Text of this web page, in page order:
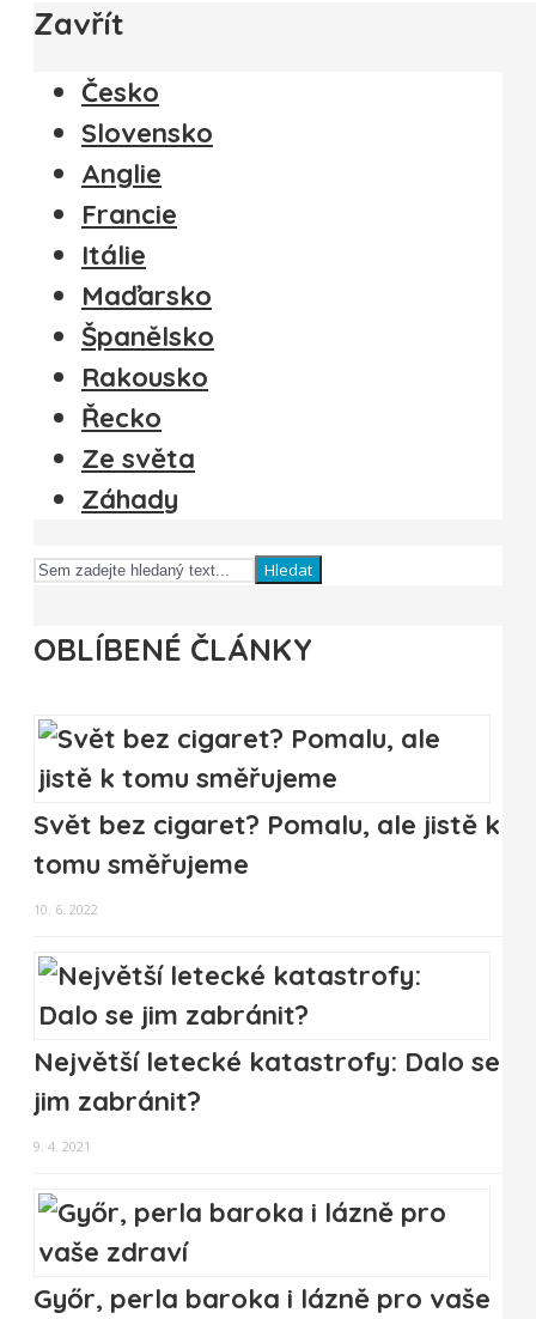
Zavřít
Česko
Slovensko
Anglie
Francie
Itálie
Maďarsko
Španělsko
Rakousko
Řecko
Ze světa
Záhady
Hledat
OBLÍBENÉ ČLÁNKY
Svět bez cigaret? Pomalu, ale jistě k
tomu směřujeme
10. 6. 2022
Největší letecké katastrofy: Dalo se
jim zabránit?
9. 4. 2021
Győr, perla baroka i lázně pro vaše